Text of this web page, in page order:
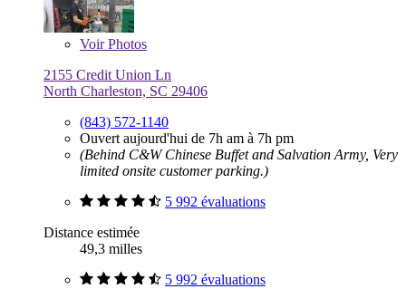
VoirPhotos
2155 Credit Union Ln
North Charleston, SC 29406
(843) 572-1140
Ouvert aujourd'hui de 7h am à 7h pm
(Behind C&W Chinese Buffet and Salvation Army, Very
limited onsite customer parking.)
5 992 évaluations
Distance estimée
49,3 milles
5 992 évaluations